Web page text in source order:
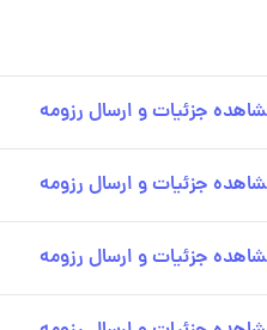
جزئیات و ارسال رزومه
جزئیات و ارسال رزومه
جزئیات و ارسال رزومه